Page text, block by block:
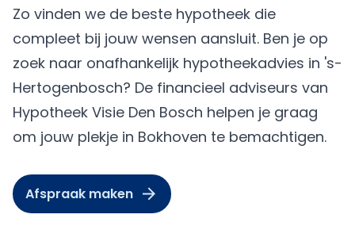
Zo vinden we de beste hypotheek die
compleet bij jouw wensen aansluit. Ben je op
zoek naar onafhankelijk hypotheekadvies in 's-
Hertogenbosch? De financieel adviseurs van
Hypotheek Visie Den Bosch helpen je graag
om jouw plekje in Bokhoven te bemachtigen.
Afspraak maken